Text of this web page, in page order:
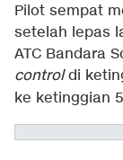
Pilot sempat
setelah lepas
ATC Bandara
controldi
ke ketinggian